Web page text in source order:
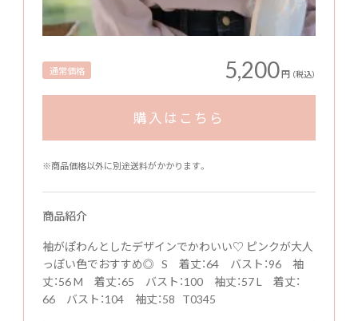
通常価格 5,200円 （税込）
購入はこちら
※商品価格以外に別途送料がかかります。
商品紹介
袖がぽわんとしたデザインでかわいい♡ ピンクが大人
っぽい色でおすすめ◎ S 着丈：64 バスト：96 袖
丈：56 M 着丈：65 バスト：100 袖丈：57 L 着丈：
66 バスト：104 袖丈：58 T0345